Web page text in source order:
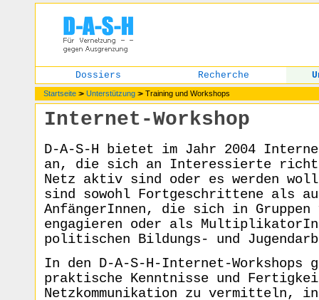
Dossiers Recherche
Startseite >> Unterstützung >> Training und Workshops
Internet-Workshop
D-A-S-H bietet im Jahr 2004
an, die sich an Interessierte
Netz aktiv sind oder es werden
sind sowohl Fortgeschrittene als
AnfängerInnen, die sich in
engagieren oder als
politischen Bildungs- und
In den D-A-S-H-Internet-Workshops
praktische Kenntnisse und
Netzkommunikation zu vermitteln,